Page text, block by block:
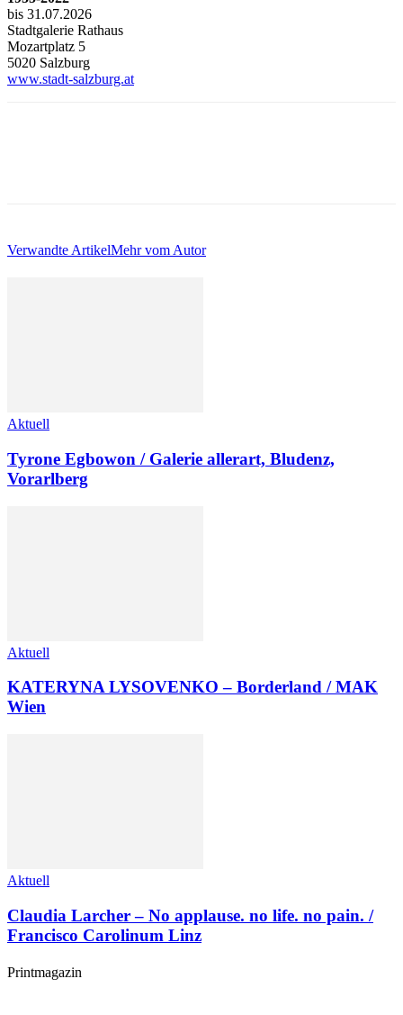
bis 31.07.2026
Stadtgalerie Rathaus
Mozartplatz 5
5020 Salzburg
www.stadt-salzburg.at
Verwandte ArtikelMehr vom Autor
Aktuell
Tyrone Egbowon / Galerie allerart, Bludenz,
Vorarlberg
Aktuell
KATERYNA LYSOVENKO – Borderland / MAK
Wien
Aktuell
Claudia Larcher – No applause. no life. no pain. /
Francisco Carolinum Linz
Printmagazin